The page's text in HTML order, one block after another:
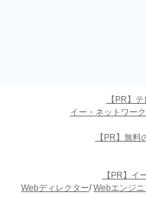
【PR】
イー・ネットワー
【PR】無
【PR】イ
Webディレクター/Webエンジ